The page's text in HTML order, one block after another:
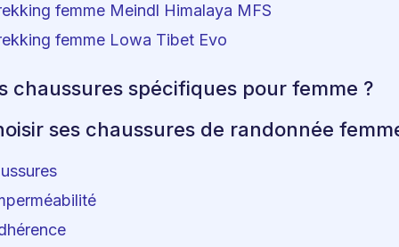
femme Meindl Himalaya MFS
femme Lowa Tibet Evo
chaussures spécifiques pour femme ?
ses chaussures de randonnée